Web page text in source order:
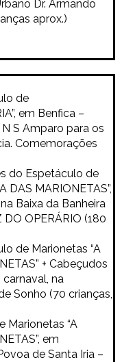
Dr. Armando
aprox.)
de
em Benfica –
N S Amparo para os
Comemorações
do Espetáculo de
DAS MARIONETAS”,
Baixa da Banheira
DO OPERÁRIO (180
de Marionetas “A
+ Cabeçudos
na
Sonho (70 crianças,
Marionetas “A
em
de Santa Iria –